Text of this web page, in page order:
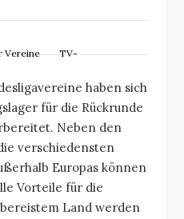
Vereine
TV-
haben sich
für die Rückrunde
Neben den
verschiedensten
Europas können
Vorteile für die
Land werden